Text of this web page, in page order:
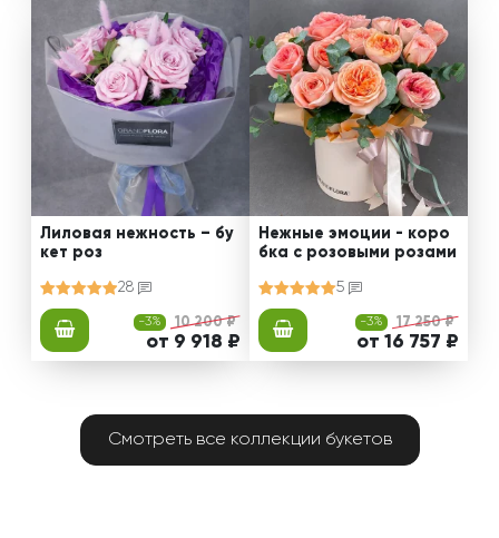
Лиловая нежность – бу
кет роз
28
-3% 10 200 ₽
от 9 918 ₽
Нежные эмоции - коро
бка с розовыми розами
5
-3% 17 250 ₽
от 16 757 ₽
Смотреть все коллекции букетов